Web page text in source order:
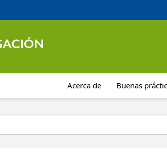
Acerca de Buenas